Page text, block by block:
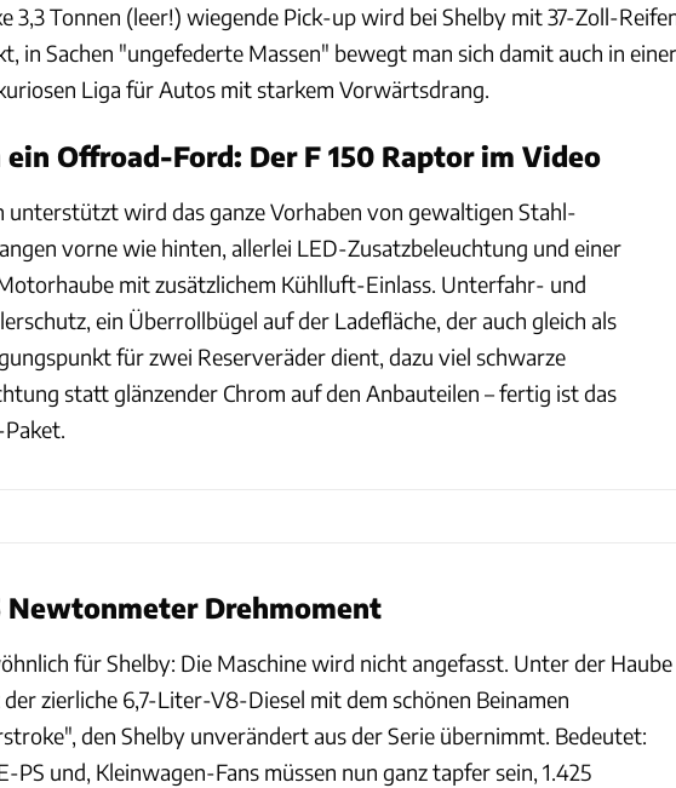
3,3 Tonnen (leer!) wiegende Pick-up wird bei Shelby mit 37-Zoll-
in Sachen "ungefederte Massen" bewegt man sich damit auch in einer
Liga für Autos mit starkem Vorwärtsdrang.
ein Offroad-Ford: Der F 150 Raptor im Video
unterstützt wird das ganze Vorhaben von gewaltigen Stahl-
vorne wie hinten, allerlei LED-Zusatzbeleuchtung und einer
mit zusätzlichem Kühlluft-Einlass. Unterfahr- und
ein Überrollbügel auf der Ladefläche, der auch gleich als
für zwei Reserveräder dient, dazu viel schwarze
statt glänzender Chrom auf den Anbauteilen – fertig ist das
Newtonmeter Drehmoment
für Shelby: Die Maschine wird nicht angefasst. Unter der Haube
zierliche 6,7-Liter-V8-Diesel mit dem schönen Beinamen
den Shelby unverändert aus der Serie übernimmt. Bedeutet:
PS und, Kleinwagen-Fans müssen nun ganz tapfer sein, 1.425